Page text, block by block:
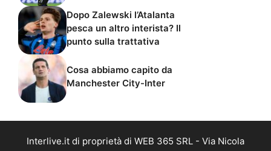
Dopo Zalewski l’Atalanta
pesca un altro interista? Il
punto sulla trattativa
Cosa abbiamo capito da
Manchester City-Inter
Interlive.it di proprietà di WEB 365 SRL - Via Nicola